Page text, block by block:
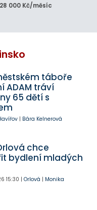
000 Kč/měsíc
táboře
ADAM tráví
65 dětí s
| Bára Kelnerová
chce
bydlení mladých
15:30 | Orlová | Monika